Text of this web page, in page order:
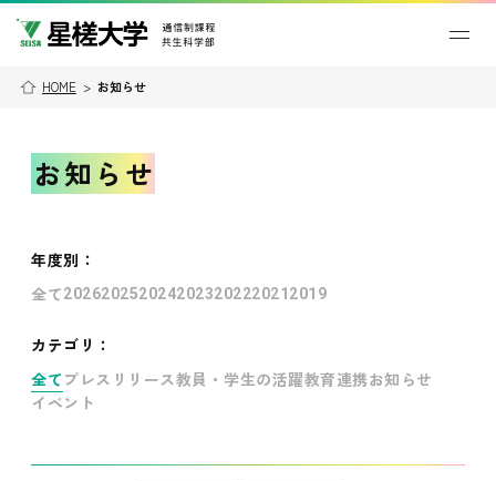
HOME > お知らせ
お知らせ
年度別 ：
全て202620252024202320222021 2019
カテゴリ：
全て プレスリリース教員・学生の活躍教育連携お知らせ
イベント